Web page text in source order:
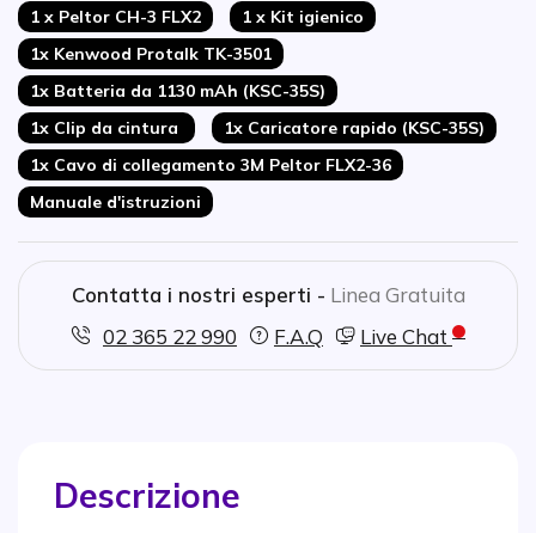
1 x Peltor CH-3 FLX2
1 x Kit igienico
1x Kenwood Protalk TK-3501
1x Batteria da 1130 mAh (KSC-35S)
1x Clip da cintura
1x Caricatore rapido (KSC-35S)
1x Cavo di collegamento 3M Peltor FLX2-36
Manuale d'istruzioni
Contatta i nostri esperti - Linea Gratuita
02 365 22 990
F.A.Q Live Chat
Descrizione